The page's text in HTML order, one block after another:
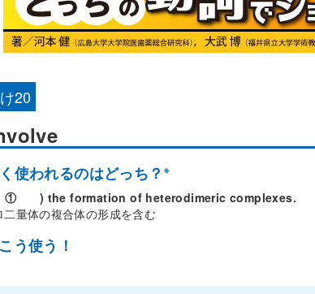
20
使われるのはどっち？ ※
) the formation of heterodimeric complexes.
量体の複合体の形成を含む
う使う！